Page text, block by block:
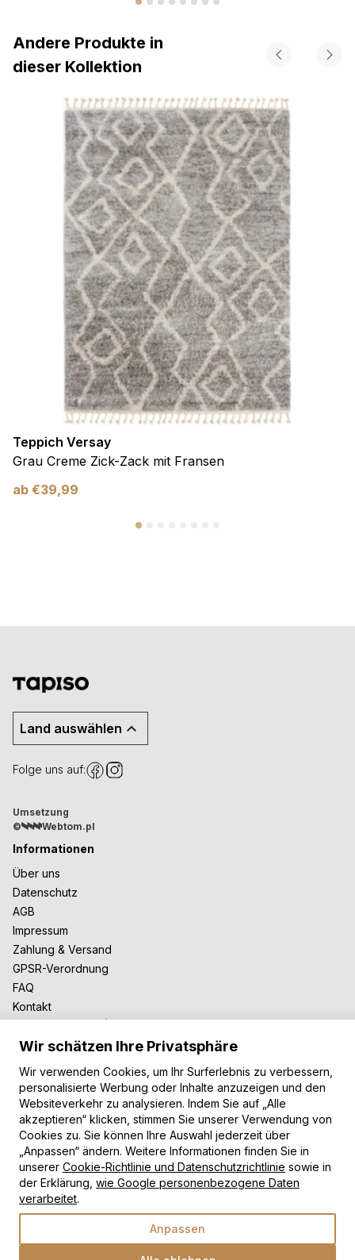
Andere Produkte in
dieser Kollektion
Teppich Versay
Grau Creme Zick-Zack mit Fransen
ab €39,99
Land auswählen
Folge uns auf:
Umsetzung
©
Webtom.pl
Informationen
Über uns
Datenschutz
AGB
Impressum
Zahlung & Versand
GPSR-Verordnung
FAQ
Kontakt
Zusammenarbeit
Für Blogger
B2B-Zusammenarbeit
Unsere Teppiche
Moderne Teppiche
Vintage Teppiche
Shaggy Teppiche
Kinderteppiche
Zahlungsarten
Wir schätzen Ihre Privatsphäre
Wir verwenden Cookies, um Ihr Surferlebnis zu verbessern,
personalisierte Werbung oder Inhalte anzuzeigen und den
Websiteverkehr zu analysieren. Indem Sie auf „Alle
akzeptieren“ klicken, stimmen Sie unserer Verwendung von
Cookies zu. Sie können Ihre Auswahl jederzeit über
„Anpassen“ ändern. Weitere Informationen finden Sie in
unserer Cookie-Richtlinie und Datenschutzrichtlinie sowie in
der Erklärung, wie Google personenbezogene Daten
verarbeitet.
Anpassen